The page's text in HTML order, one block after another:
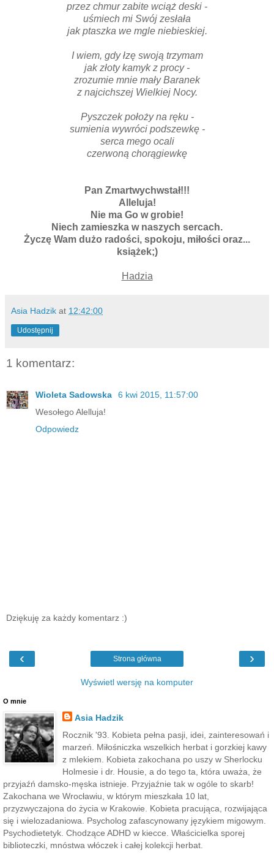
przez chmur zabite wciąż deski -
uśmiech mi Swój zesłała
jak ptaszka we mgle niebieskiej.
I wiem, gdy łzę swoją trzymam
jak złoty kamyk z procy -
zrozumie mnie mały Baranek
z najcichszej Wielkiej Nocy.
Pyszczek położy na ręku -
sumienia wywróci podszewkę -
serca mego ocali
czerwoną chorągiewkę
Pan Zmartwychwstał!!!
Alleluja!
Nie ma Go w grobie!
Niech zamieszka w naszych sercach.
Życzę Wam dużo radości, spokoju, miłości oraz...
książek;)
Hadzia
Asia Hadzik at 12:42:00
Udostępnij
1 komentarz:
Wioleta Sadowska
6 kwi 2015, 11:57:00
Wesołego Alelluja!
Odpowiedz
Dziękuję za każdy komentarz :)
‹ ›
Strona główna
Wyświetl wersję na komputer
O mnie
Asia Hadzik
Rocznik '93. Kobieta pełna pasji, idei, zainteresowań i
marzeń. Miłośniczka wszelkich herbat i gorzkiej kawy
z mlekiem. Kobieta zakochana po uszy w Sherlocku
Holmesie i dr. Housie, a do tego ta, która uważa, że
przyjaźń damsko-męska istnieje. Przyjaźnie tak w ogóle to skarb!
Zakochana we Wrocławiu, w którym mieszkała 10 lat,
przyzwyczajona do życia w Krakowie. Kobieta pracująca, rozwijająca
się i wielozadaniowa. Psycholog zafascynowany językiem migowym.
Psychodietetyk. Chodzące ADHD w kiecce. Właścicielka sporej
biblioteczki, mnóstwa włóczek i całej kolekcji herbat.